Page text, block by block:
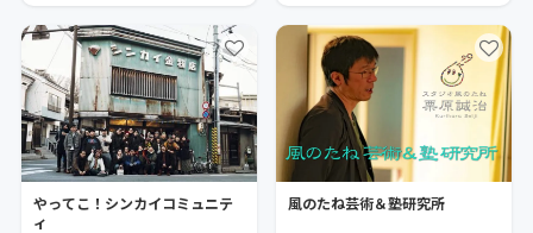
やってこ！シンカイコミュニテ
ィ
風のたね芸術＆塾研究所